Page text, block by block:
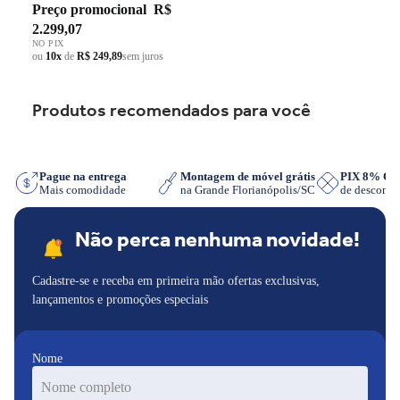
Chama Preto Bivolt
Preço promocional R$
2.299,07
NO PIX
ou 10x de R$ 249,89sem juros
Produtos recomendados para você
Pague na entrega
Mais comodidade
Montagem de móvel grátis
na Grande Florianópolis/SC
PIX 8%
de
Não perca nenhuma novidade!
Cadastre-se e receba em primeira mão ofertas exclusivas,
lançamentos e promoções especiais
Nome